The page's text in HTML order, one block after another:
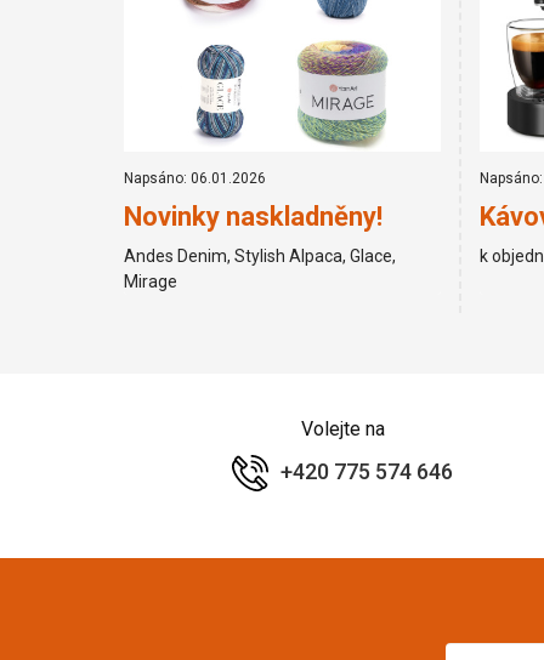
Napsáno: 06.01.2026
Novinky naskladněny!
Andes Denim, Stylish Alpaca, Glace,
Mirage
k
Volejte na
+420 775 574 646